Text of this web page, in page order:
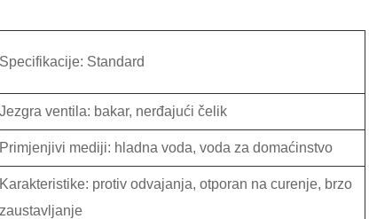
Specifikacije: Standard
Jezgra ventila: bakar, nerđajući čelik
Primjenjivi mediji: hladna voda, voda za domaćinstvo
Karakteristike: protiv odvajanja, otporan na curenje, brzo
zaustavljanje